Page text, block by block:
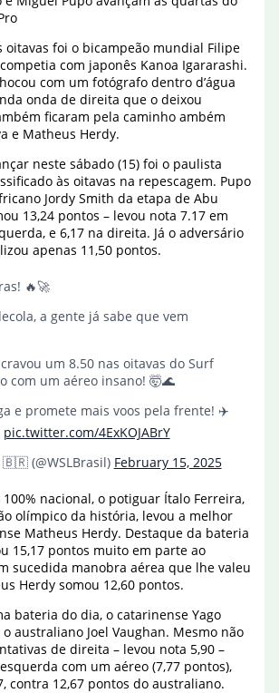
oitavas foi o bicampeão mundial Filipe
com japonês Kanoa Igararashi.
com um fotógrafo dentro d’água
onda de direita que o deixou
ficaram pela caminho ambém
e Matheus Herdy.
neste sábado (15) foi o paulista
às oitavas na repescagem. Pupo
Jordy Smith da etapa de Abu
13,24 pontos – levou nota 7.17 em
e 6,17 na direita. Já o adversário
apenas 11,50 pontos.
🔥🚀
a gente já sabe que vem
um 8.50 nas oitavas do Surf
com um aéreo insano! 🤯🌊
e promete mais voos pela frente! ✈️
pic.twitter.com/4ExKOJABrY
(@WSLBrasil) February 15, 2025
nacional, o potiguar Ítalo Ferreira,
olímpico da história, levou a melhor
Matheus Herdy. Destaque da bateria
15,17 pontos muito em parte ao
sucedida manobra aérea que lhe valeu
Herdy somou 12,60 pontos.
bateria do dia, o catarinense Yago
australiano Joel Vaughan. Mesmo não
de direita – levou nota 5,90 –
com um aéreo (7,77 pontos),
contra 12,67 pontos do australiano.